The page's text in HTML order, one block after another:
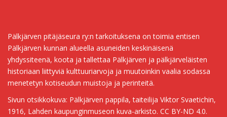
Pälkjärven pitäjäseura ry:n tarkoituksena on toimia entisen
Pälkjärven kunnan alueella asuneiden keskinäisenä
yhdyssiteenä, koota ja tallettaa Pälkjärven ja pälkjärveläisten
historiaan liittyviä kulttuuriarvoja ja muutoinkin vaalia sodassa
menetetyn kotiseudun muistoja ja perinteitä.
Sivun otsikkokuva: Pälkjärven pappila, taiteilija Viktor Svaetichin,
1916, Lahden kaupunginmuseon kuva-arkisto. CC BY-ND 4.0.